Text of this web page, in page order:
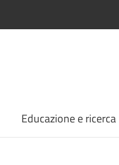
Educazione e ricerca